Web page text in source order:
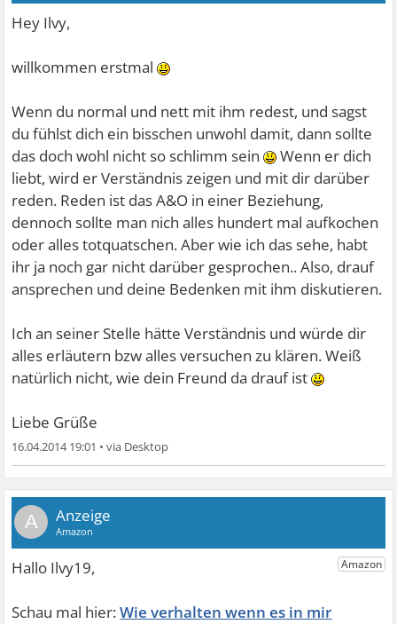
Hey Ilvy,
willkommen erstmal
Wenn du normal und nett mit ihm redest, und sagst
du fühlst dich ein bisschen unwohl damit, dann sollte
das doch wohl nicht so schlimm sein
Wenn er dich
liebt, wird er Verständnis zeigen und mit dir darüber
reden. Reden ist das A&O in einer Beziehung,
dennoch sollte man nich alles hundert mal aufkochen
oder alles totquatschen. Aber wie ich das sehe, habt
ihr ja noch gar nicht darüber gesprochen.. Also, drauf
ansprechen und deine Bedenken mit ihm diskutieren.
Ich an seiner Stelle hätte Verständnis und würde dir
alles erläutern bzw alles versuchen zu klären. Weiß
natürlich nicht, wie dein Freund da drauf ist
Liebe Grüße
16.04.2014 19:01 •
A
Wie verhalten wenn es in mir